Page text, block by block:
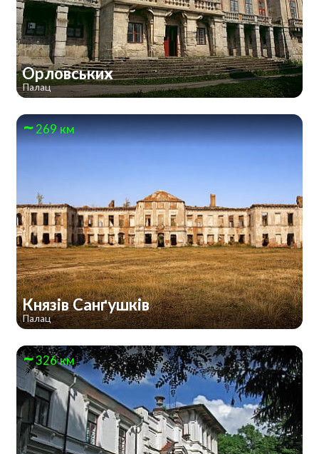
Орловських
Палац
269 км
Князів Санґушків
Палац
326 км